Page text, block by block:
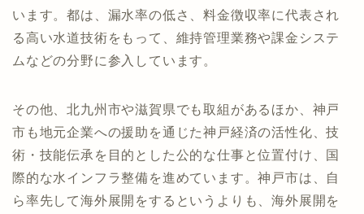
います。都は、漏水率の低さ、料金徴収率に代表され
る高い水道技術をもって、維持管理業務や課金システ
ムなどの分野に参入しています。
その他、北九州市や滋賀県でも取組があるほか、神戸
市も地元企業への援助を通じた神戸経済の活性化、技
術・技能伝承を目的とした公的な仕事と位置付け、国
際的な水インフラ整備を進めています。神戸市は、自
ら率先して海外展開をするというよりも、海外展開を